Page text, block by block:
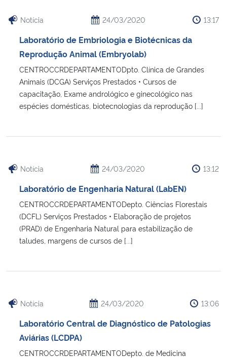
Notícia 24/03/2020 13:17
Laboratório de Embriologia e Biotécnicas da
Reprodução Animal (Embryolab)
CENTROCCRDEPARTAMENTODpto. Clínica de Grandes
Animais (DCGA) Serviços Prestados • Cursos de
capacitação, Exame andrológico e ginecológico nas
espécies domésticas, biotecnologias da reprodução [...]
Notícia 24/03/2020 13:12
Laboratório de Engenharia Natural (LabEN)
CENTROCCRDEPARTAMENTODepto. Ciências Florestais
(DCFL) Serviços Prestados • Elaboração de projetos
(PRAD) de Engenharia Natural para estabilização de
taludes, margens de cursos de [...]
Notícia 24/03/2020 13:06
Laboratório Central de Diagnóstico de Patologias
Aviárias (LCDPA)
CENTROCCRDEPARTAMENTODepto. de Medicina